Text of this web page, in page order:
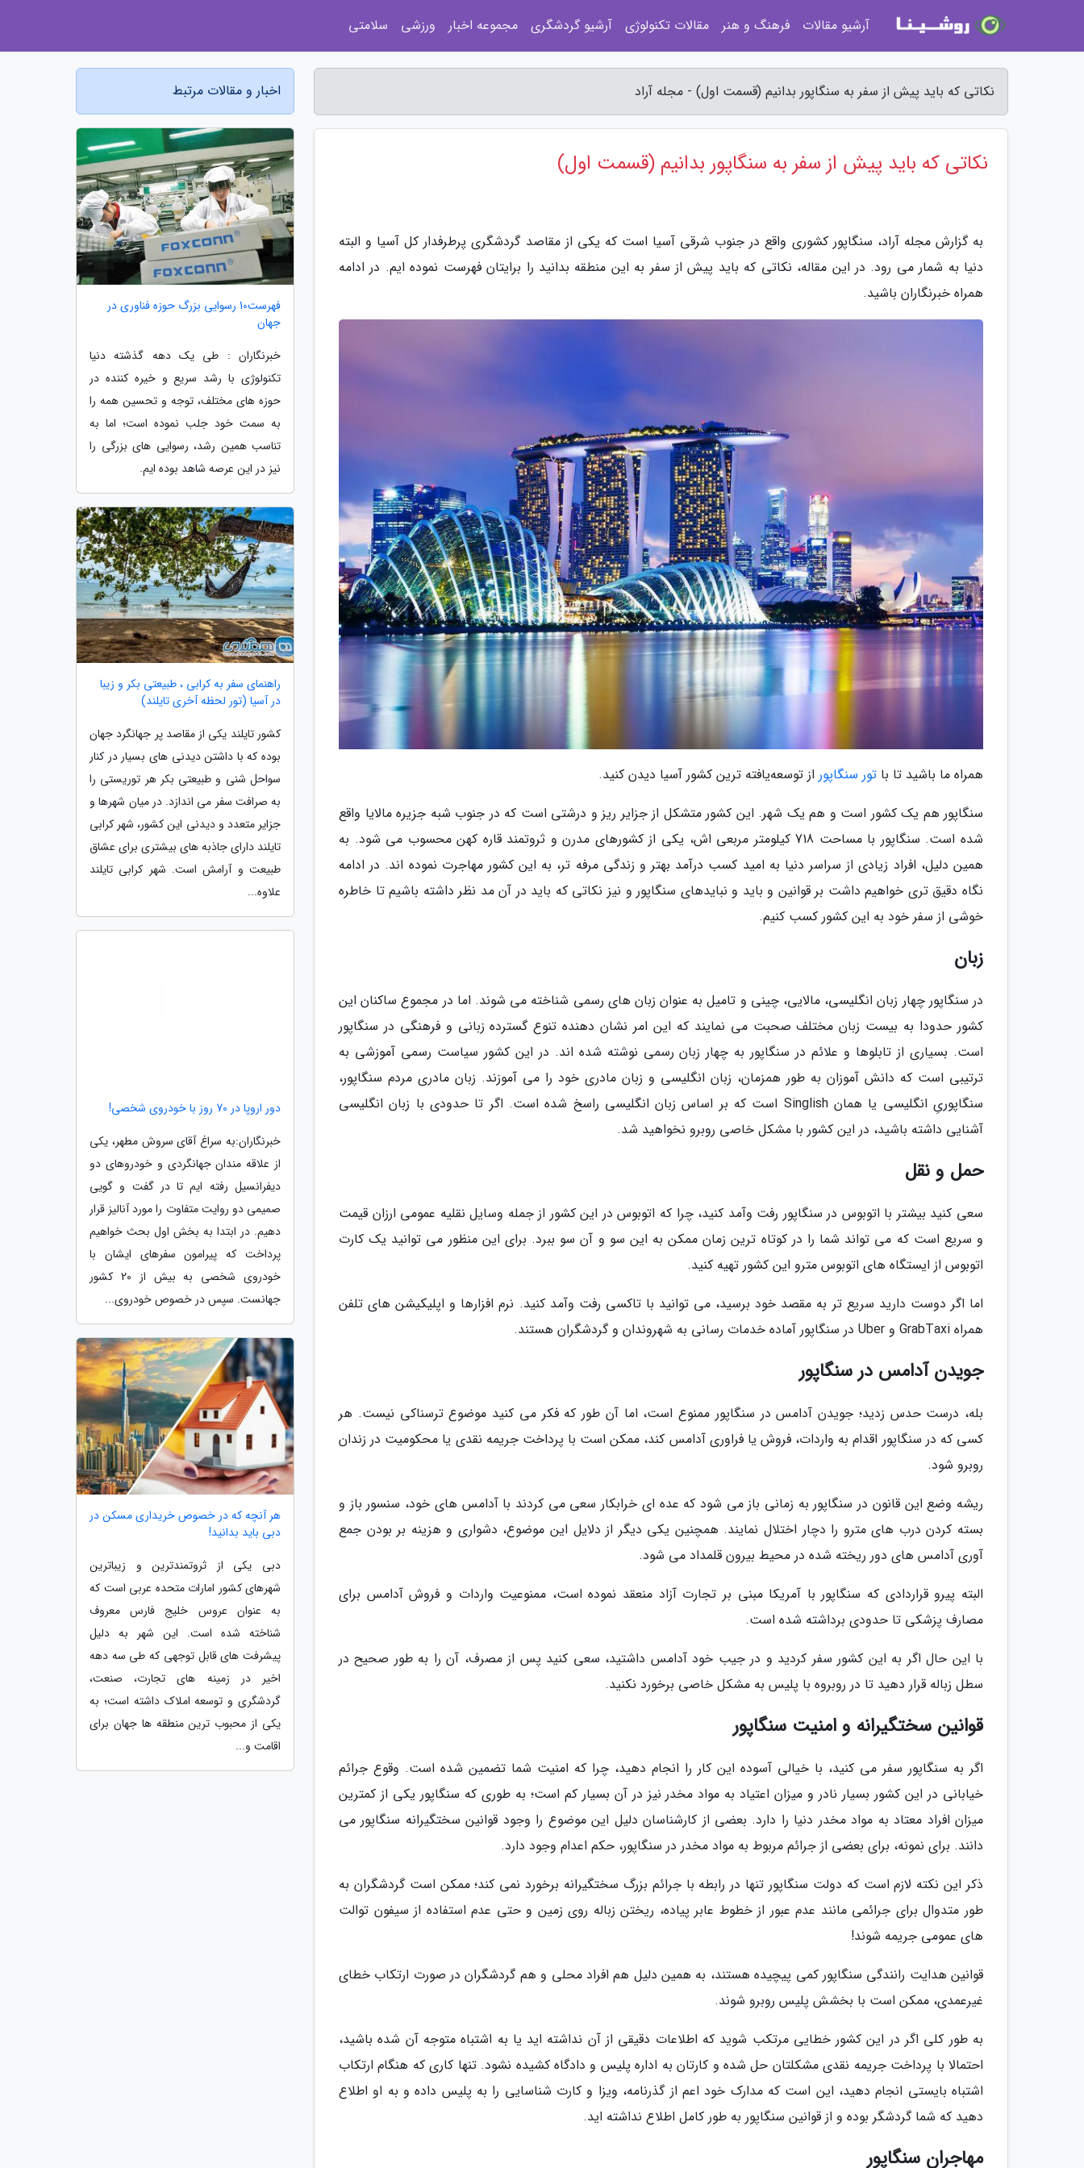
نکاتی که باید پیش از سفر به سنگاپور بدانیم (قسمت اول) - مجله آراد
نکاتی که باید پیش از سفر به سنگاپور بدانیم (قسمت اول)
به گزارش مجله آراد، سنگاپور کشوری واقع در جنوب شرقی آسیا است که یکی از مقاصد گردشگری پرطرفدار کل آسیا و البته
دنیا به شمار می رود. در این مقاله، نکاتی که باید پیش از سفر به این منطقه بدانید را برایتان فهرست نموده ایم. در ادامه
همراه خبرنگاران باشید.
همراه ما باشید تا با تور سنگاپور از توسعه‌یافته ترین کشور آسیا دیدن کنید.
سنگاپور هم یک کشور است و هم یک شهر. این کشور متشکل از جزایر ریز و درشتی است که در جنوب شبه جزیره مالایا واقع
شده است. سنگاپور با مساحت 718 کیلومتر مربعی اش، یکی از کشورهای مدرن و ثروتمند قاره کهن محسوب می شود. به
همین دلیل، افراد زیادی از سراسر دنیا به امید کسب درآمد بهتر و زندگی مرفه تر، به این کشور مهاجرت نموده اند. در ادامه
نگاه دقیق تری خواهیم داشت بر قوانین و باید و نبایدهای سنگاپور و نیز نکاتی که باید در آن مد نظر داشته باشیم تا خاطره
خوشی از سفر خود به این کشور کسب کنیم.
زبان
در سنگاپور چهار زبان انگلیسی، مالایی، چینی و تامیل به عنوان زبان های رسمی شناخته می شوند. اما در مجموع ساکنان این
کشور حدودا به بیست زبان مختلف صحبت می نمایند که این امر نشان دهنده تنوع گسترده زبانی و فرهنگی در سنگاپور
است. بسیاری از تابلوها و علائم در سنگاپور به چهار زبان رسمی نوشته شده اند. در این کشور سیاست رسمی آموزشی به
ترتیبی است که دانش آموزان به طور همزمان، زبان انگلیسی و زبان مادری خود را می آموزند. زبان مادری مردم سنگاپور،
سنگاپوریِ انگلیسی یا همان Singlish است که بر اساس زبان انگلیسی راسخ شده است. اگر تا حدودی با زبان انگلیسی
آشنایی داشته باشید، در این کشور با مشکل خاصی روبرو نخواهید شد.
حمل و نقل
سعی کنید بیشتر با اتوبوس در سنگاپور رفت وآمد کنید، چرا که اتوبوس در این کشور از جمله وسایل نقلیه عمومی ارزان قیمت
و سریع است که می تواند شما را در کوتاه ترین زمان ممکن به این سو و آن سو ببرد. برای این منظور می توانید یک کارت
اتوبوس از ایستگاه های اتوبوس مترو این کشور تهیه کنید.
اما اگر دوست دارید سریع تر به مقصد خود برسید، می توانید با تاکسی رفت وآمد کنید. نرم افزارها و اپلیکیشن های تلفن
همراه GrabTaxi و Uber در سنگاپور آماده خدمات رسانی به شهروندان و گردشگران هستند.
جویدن آدامس در سنگاپور
بله، درست حدس زدید؛ جویدن آدامس در سنگاپور ممنوع است، اما آن طور که فکر می کنید موضوع ترسناکی نیست. هر
کسی که در سنگاپور اقدام به واردات، فروش یا فراوری آدامس کند، ممکن است با پرداخت جریمه نقدی یا محکومیت در زندان
روبرو شود.
ریشه وضع این قانون در سنگاپور به زمانی باز می شود که عده ای خرابکار سعی می کردند با آدامس های خود، سنسور باز و
بسته کردن درب های مترو را دچار اختلال نمایند. همچنین یکی دیگر از دلایل این موضوع، دشواری و هزینه بر بودن جمع
آوری آدامس های دور ریخته شده در محیط بیرون قلمداد می شود.
البته پیرو قراردادی که سنگاپور با آمریکا مبنی بر تجارت آزاد منعقد نموده است، ممنوعیت واردات و فروش آدامس برای
مصارف پزشکی تا حدودی برداشته شده است.
با این حال اگر به این کشور سفر کردید و در جیب خود آدامس داشتید، سعی کنید پس از مصرف، آن را به طور صحیح در
سطل زباله قرار دهید تا در روبروه با پلیس به مشکل خاصی برخورد نکنید.
قوانین سختگیرانه و امنیت سنگاپور
اگر به سنگاپور سفر می کنید، با خیالی آسوده این کار را انجام دهید، چرا که امنیت شما تضمین شده است. وقوع جرائم
خیابانی در این کشور بسیار نادر و میزان اعتیاد به مواد مخدر نیز در آن بسیار کم است؛ به طوری که سنگاپور یکی از کمترین
میزان افراد معتاد به مواد مخدر دنیا را دارد. بعضی از کارشناسان دلیل این موضوع را وجود قوانین سختگیرانه سنگاپور می
دانند. برای نمونه، برای بعضی از جرائم مربوط به مواد مخدر در سنگاپور، حکم اعدام وجود دارد.
ذکر این نکته لازم است که دولت سنگاپور تنها در رابطه با جرائم بزرگ سختگیرانه برخورد نمی کند؛ ممکن است گردشگران به
طور متدوال برای جرائمی مانند عدم عبور از خطوط عابر پیاده، ریختن زباله روی زمین و حتی عدم استفاده از سیفون توالت
های عمومی جریمه شوند!
قوانین هدایت رانندگی سنگاپور کمی پیچیده هستند، به همین دلیل هم افراد محلی و هم گردشگران در صورت ارتکاب خطای
غیرعمدی، ممکن است با بخشش پلیس روبرو شوند.
به طور کلی اگر در این کشور خطایی مرتکب شوید که اطلاعات دقیقی از آن نداشته اید یا به اشتباه متوجه آن شده باشید،
احتمالا با پرداخت جریمه نقدی مشکلتان حل شده و کارتان به اداره پلیس و دادگاه کشیده نشود. تنها کاری که هنگام ارتکاب
اشتباه بایستی انجام دهید، این است که مدارک خود اعم از گذرنامه، ویزا و کارت شناسایی را به پلیس داده و به او اطلاع
دهید که شما گردشگر بوده و از قوانین سنگاپور به طور کامل اطلاع نداشته اید.
مهاجران سنگاپور
اخبار و مقالات مرتبط
فهرست10 رسوایی بزرگ حوزه فناوری در
جهان
خبرنگاران : طی یک دهه گذشته دنیا
تکنولوژی با رشد سریع و خیره کننده در
حوزه های مختلف، توجه و تحسین همه را
به سمت خود جلب نموده است؛ اما به
تناسب همین رشد، رسوایی های بزرگی را
نیز در این عرصه شاهد بوده ایم.
راهنمای سفر به کرابی ، طبیعتی بکر و زیبا
در آسیا (تور لحظه آخری تایلند)
کشور تایلند یکی از مقاصد پر جهانگرد جهان
بوده که با داشتن دیدنی های بسیار در کنار
سواحل شنی و طبیعتی بکر هر توریستی را
به صرافت سفر می اندازد. در میان شهرها و
جزایر متعدد و دیدنی این کشور، شهر کرابی
تایلند دارای جاذبه های بیشتری برای عشاق
طبیعت و آرامش است. شهر کرابی تایلند
علاوه...
دور اروپا در 70 روز با خودروی شخصی!
خبرنگاران:به سراغ آقای سروش مطهر، یکی
از علاقه مندان جهانگردی و خودروهای دو
دیفرانسیل رفته ایم تا در گفت و گویی
صمیمی دو روایت متفاوت را مورد آنالیز قرار
دهیم. در ابتدا به بخش اول بحث خواهیم
پرداخت که پیرامون سفرهای ایشان با
خودروی شخصی به بیش از 20 کشور
جهانست. سپس در خصوص خودروی...
هر آنچه که در خصوص خریداری مسکن در
دبی باید بدانید!
دبی یکی از ثروتمندترین و زیباترین
شهرهای کشور امارات متحده عربی است که
به عنوان عروس خلیج فارس معروف
شناخته شده است. این شهر به دلیل
پیشرفت های قابل توجهی که طی سه دهه
اخیر در زمینه های تجارت، صنعت،
گردشگری و توسعه املاک داشته است؛ به
یکی از محبوب ترین منطقه ها جهان برای
اقامت و...
آرشیو مقالات فرهنگ و هنر مقالات تکنولوژی آرشیو گردشگری مجموعه اخبار ورزشی سلامتی